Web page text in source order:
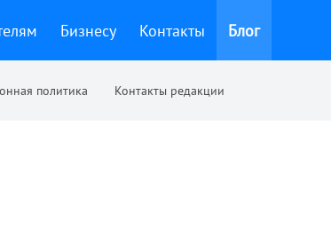
Бизнесу Контакты Блог
политика Контакты редакции